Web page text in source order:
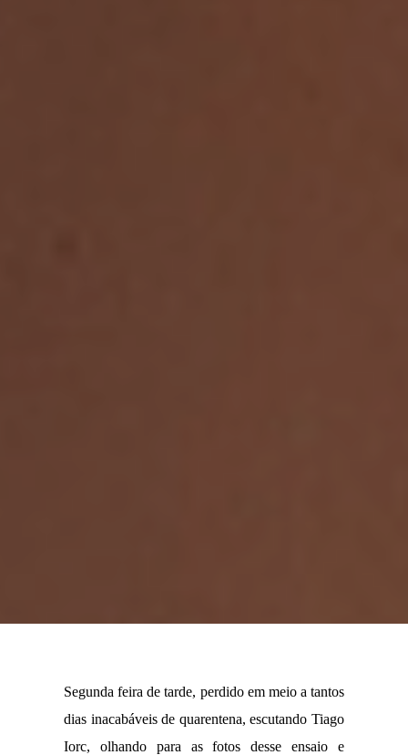
Segunda feira de tarde, perdido em meio a tantos
dias inacabáveis de quarentena, escutando Tiago
Iorc, olhando para as fotos desse ensaio e